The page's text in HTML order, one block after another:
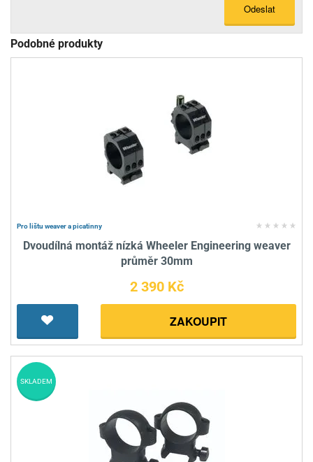
Odeslat
Podobné produkty
Pro lištu weaver a picatinny
Dvoudílná montáž nízká Wheeler Engineering weaver
průměr 30mm
2 390 Kč
ZAKOUPIT
SKLADEM